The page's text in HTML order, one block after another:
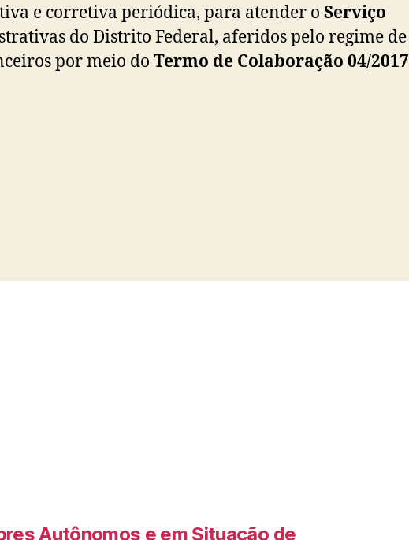
e corretiva periódica, para atender o Serviço
do Distrito Federal, aferidos pelo regime de
por meio do Termo de Colaboração 04/2017
Autônomos e em Situação de